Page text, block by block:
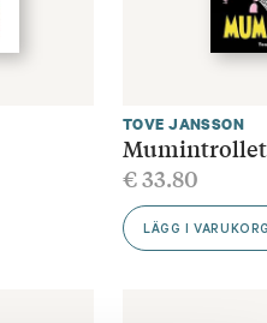
TOVE JANSSON
Mumintrollet
€33.80
LÄGG I VARUKORG